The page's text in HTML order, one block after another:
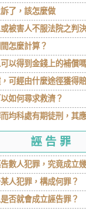
了，該怎麼做
被害人不服法院之判
怎麼計算？
以得到金錢上的補償
可經由什麼途徑獲得
如何尋求救濟？
均科處有期徒刑，其
誣告罪
數人犯罪，究竟成立
人犯罪，構成何罪？
否就會成立誣告罪？